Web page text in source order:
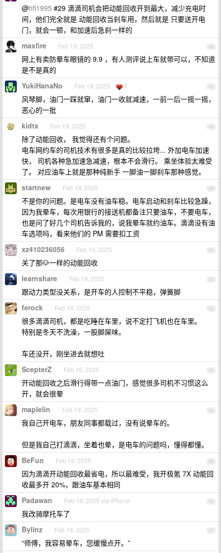
@hfl1995 #29 滴滴司机会把动能回收开到最大，减少充电时
间，他们完全就是 动能回收当刹车用，然后就是 只要送开电
门，就会一顿，和加速后急刹一样的
46
maxfire Feb 19, 2025
网上有卖防晕车眼镜的 9.9 ，有人测评说上车就带可以，不知道
是不是真的
47
YukiHanaNo Feb 19, 2025 1
风琴脚，油门一踩就窜，油门一收就减速，一前一后一摇一摇，
恶心的一批
48
kidtx Feb 19, 2025
除了动能回收， 我觉得还有个问题。
电车网约车的司机技术有很多是真的比较拉垮... 外加电车加速
快， 司机各种急加速急减速，根本不会滑行。 乘坐体验太难受
了。 对应油车上就是那种纯新手 一脚油一脚刹车那种感觉。
49
startnew Feb 19, 2025
不是你的问题。是电车没有油车稳。电车启动和刹车比较急躁，
因为我晕车，每次用银行的接送机都备注只要油车，不要电车，
也是问了好几个司机告诉我的，说我晕车就约油车。滴滴没有油
车选项吗，看来他们的 PM 需要扣工资
50
xz410236056 Feb 19, 2025
关了那🐶一样的动能回收
51
learnshare Feb 19, 2025
跟动力类型没关系，是开车的人控制不平稳，弹簧脚
52
ferock Feb 19, 2025
很多滴滴司机，都是吃睡在车里，说不定打飞机也在车里。
特别是冬天不洗澡，一股脚屎味。
车还没开，刚坐进去就想吐
53
ScepterZ Feb 19, 2025
开动能回收之后滑行得带一点油门，感觉很多司机不习惯这么
开，就会很晕
54
maplelin Feb 19, 2025
我自己开电车，朋友同事都载过，没有说晕车的。
但是我自己打滴滴，坐着也晕，是电车的问题吗，懂得都懂。
55
BeFun Feb 19, 2025
因为滴滴开动能回收最省电，所以最难受，我开极氪 7X 动能回
收最多开 20%，跟油车基本相同
56
Padawan Feb 19, 2025 via iPhone
我改骑摩托车了
57
Bylinz Feb 19, 2025
“师傅，我容易晕车，您缓慢点开。”